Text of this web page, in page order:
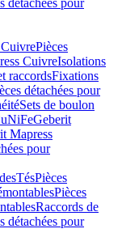
détachées pour
Pièces
CuivreIsolations
raccordsFixations
détachées pour
Sets de boulon
Geberit
Mapress
pour
TésPièces
Pièces
Raccords de
détachées pour